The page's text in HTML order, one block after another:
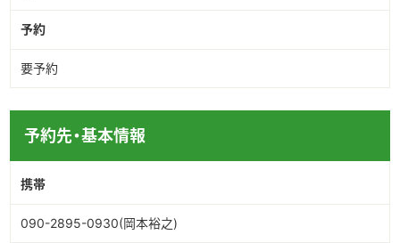
予約
要予約
予約先・基本情報
携帯
090-2895-0930(岡本裕之)